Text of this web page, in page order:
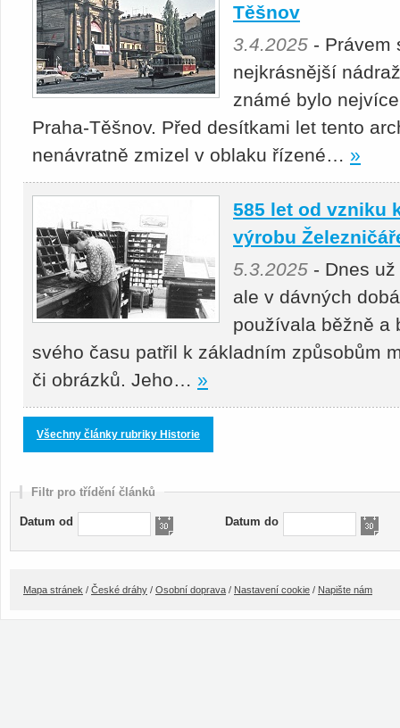
Těšnov
3.4.2025 - Právem
nejkrásnější
známé bylo
Praha-Těšnov. Před desítkami let tento
nenávratně zmizel v oblaku řízené… »
585 let od vzniku
výrobu
5.3.2025 - Dnes
ale v dávných
používala běžně a
svého času patřil k základním způsobům
či obrázků. Jeho… »
Všechny články rubriky Historie
Filtr pro třídění článků
Datum od Datum do
Mapa stránek / České dráhy / Osobní doprava / Nastavení cookie / Napište nám